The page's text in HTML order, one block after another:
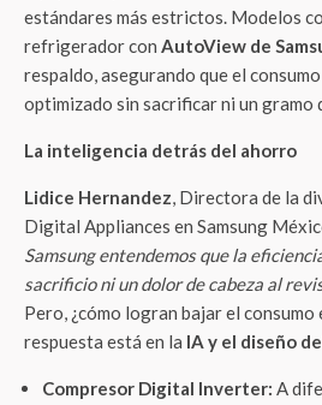
estándares más estrictos. Modelos
refrigerador con AutoView de
respaldo, asegurando que el
optimizado sin sacrificar ni un gramo
La inteligencia detrás del ahorro
Lidice Hernandez, Directora de la
Digital Appliances en Samsung
Samsung entendemos que la
sacrificio ni un dolor de cabeza al
Pero, ¿cómo logran bajar el consumo
respuesta está en la IA y el diseño
Compresor Digital Inverter: A